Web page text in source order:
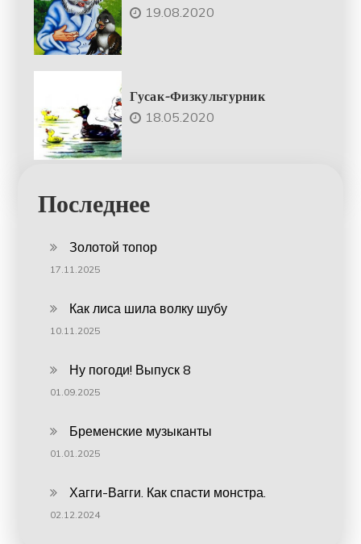
19.08.2020
Гусак-Физкультурник
18.05.2020
Последнее
Золотой топор
17.11.2025
Как лиса шила волку шубу
10.11.2025
Ну погоди! Выпуск 8
01.09.2025
Бременские музыканты
01.01.2025
Хагги-Вагги. Как спасти монстра.
02.12.2024